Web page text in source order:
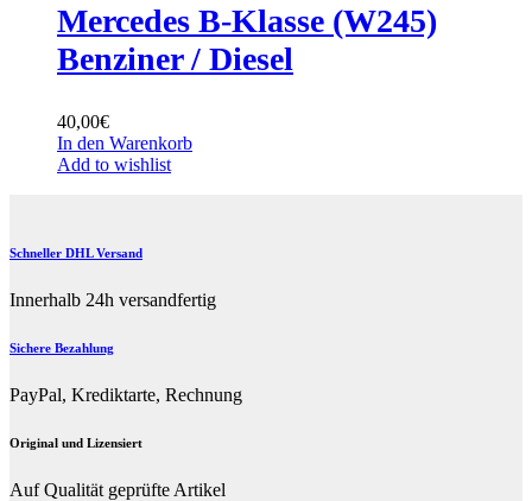
Mercedes B-Klasse (W245)
Benziner / Diesel
40,00€
In den Warenkorb
Add to wishlist
Schneller DHL Versand
Innerhalb 24h versandfertig
Sichere Bezahlung
PayPal, Krediktarte, Rechnung
Original und Lizensiert
Auf Qualität geprüfte Artikel